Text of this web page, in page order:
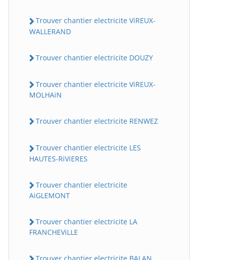
Trouver chantier electricite ViREUX-
WALLERAND
Trouver chantier electricite DOUZY
Trouver chantier electricite ViREUX-
MOLHAiN
Trouver chantier electricite RENWEZ
Trouver chantier electricite LES
HAUTES-RiViERES
Trouver chantier electricite
AiGLEMONT
Trouver chantier electricite LA
FRANCHEViLLE